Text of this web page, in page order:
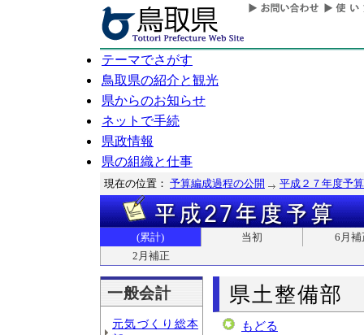
テーマでさがす
鳥取県の紹介と観光
県からのお知らせ
ネットで手続
県政情報
県の組織と仕事
現在の位置： 予算編成過程の公開 平成２７年度予算
(累計) 当初
6月補
2月補正
一般会計
元気づくり総本
県土整備部
もどる